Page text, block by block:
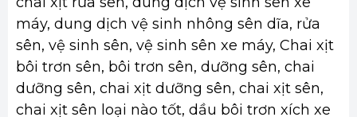
máy, dung dịch vệ sinh nhông sên dĩa, rửa
sên, vệ sinh sên, vệ sinh sên xe máy, Chai xịt
bôi trơn sên, bôi trơn sên, dưỡng sên, chai
dưỡng sên, chai xịt dưỡng sên, chai xịt sên,
chai xịt sên loại nào tốt, dầu bôi trơn xích xe